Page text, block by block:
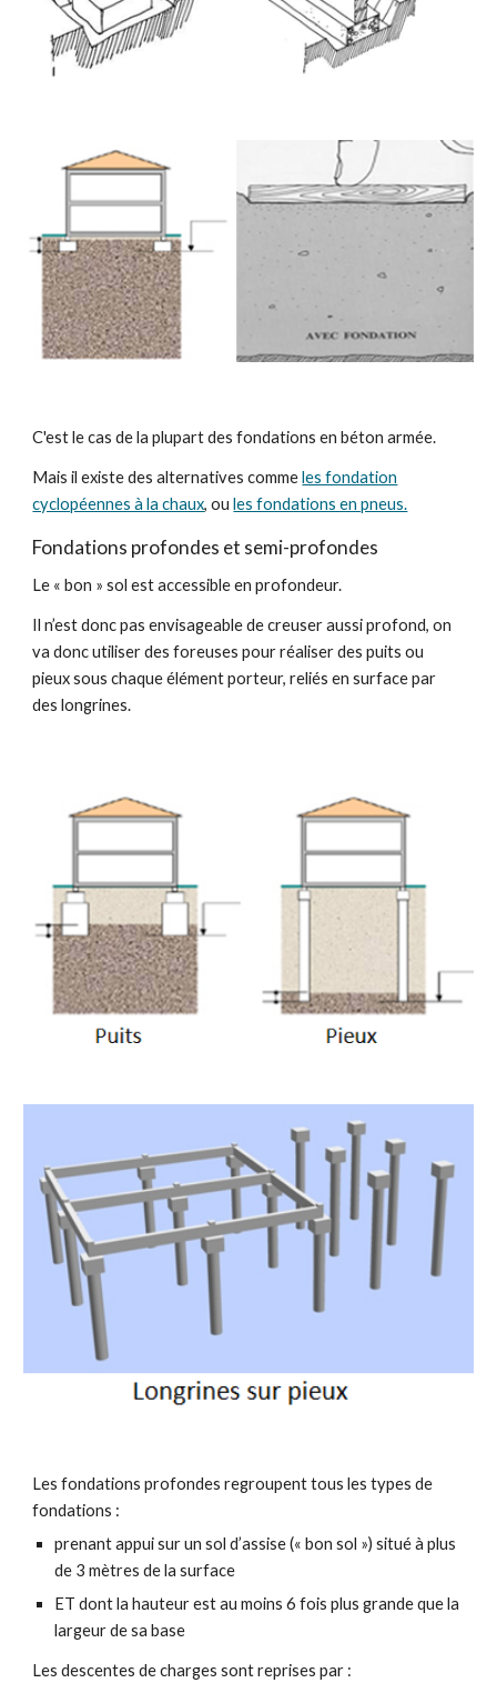
C'est le cas de la plupart des fondations en béton armée.
Mais il existe des alternatives commeles fondation
cyclopéennes à la chaux, oules fondations en pneus.
Fondations profondes et semi-profondes
Le « bon » sol est accessible en profondeur.
Il n’est donc pas envisageable de creuser aussi profond, on
va donc utiliser des foreuses pour réaliser des puits ou
pieux sous chaque élément porteur, reliés en surface par
des longrines.
Les fondations profondes regroupent tous les types de
fondations :
prenant appui sur un sol d’assise (« bon sol ») situé à plus
de 3 mètres de la surface
ET dont la hauteur est au moins 6 fois plus grande que la
largeur de sa base
Les descentes de charges sont reprises par :